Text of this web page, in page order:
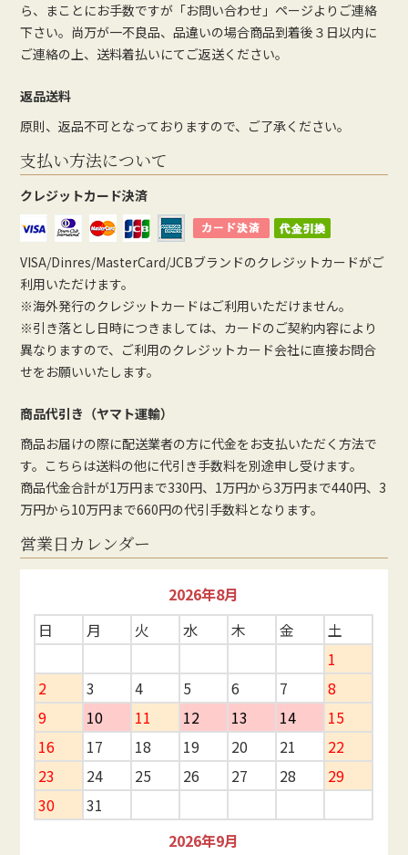
ら、まことにお手数ですが「お問い合わせ」ページよりご連絡
下さい。尚万が一不良品、品違いの場合商品到着後３日以内に
ご連絡の上、送料着払いにてご返送ください。
返品送料
原則、返品不可となっておりますので、ご了承ください。
支払い方法について
クレジットカード決済
VISA/Dinres/MasterCard/JCBブランドのクレジットカードがご
利用いただけます。
※海外発行のクレジットカードはご利用いただけません。
※引き落とし日時につきましては、カードのご契約内容により
異なりますので、ご利用のクレジットカード会社に直接お問合
せをお願いいたします。
商品代引き（ヤマト運輸）
商品お届けの際に配送業者の方に代金をお支払いただく方法で
す。こちらは送料の他に代引き手数料を別途申し受けます。
商品代金合計が1万円まで330円、1万円から3万円まで440円、3
万円から10万円まで660円の代引手数料となります。
営業日カレンダー
2026年8月
日
月 火 水 木 金
土
1
2
3 4 5 6 7
8
9
10 11 12 13 14
15
16
17 18 19 20 21
22
23
24 25 26 27 28
29
30
31
2026年9月